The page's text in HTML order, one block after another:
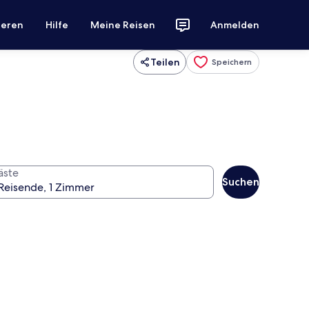
Hilfe Meine Reisen Anmelden
Teilen Speichern
Suchen